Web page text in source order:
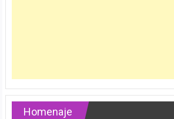
Homenaje